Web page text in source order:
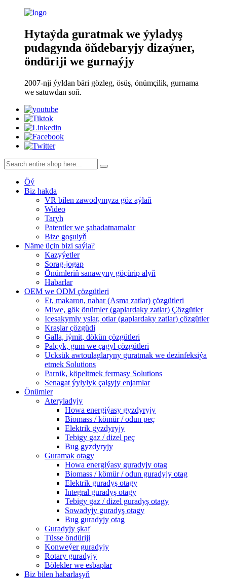
Hytaýda guratmak we ýyladyş
pudagynda öňdebaryjy dizaýner,
öndüriji we gurnaýjy
2007-nji ýyldan bäri gözleg, ösüş, önümçilik, gurnama
we satuwdan soň.
Öý
Biz hakda
VR bilen zawodymyza göz aýlaň
Wideo
Taryh
Patentler we şahadatnamalar
Bize goşulyň
Näme üçin bizi saýla?
Kazyýetler
Sorag-jogap
Önümleriň sanawyny göçürip alyň
Habarlar
OEM we ODM çözgütleri
Et, makaron, nahar (Asma zatlar) çözgütleri
Miwe, gök önümler (gaplardaky zatlar) Çözgütler
Icesakymly yslar, otlar (gaplardaky zatlar) çözgütler
Kraşlar çözgüdi
Galla, iýmit, dökün çözgütleri
Palçyk, gum we çagyl çözgütleri
Ucksük awtoulaglaryny guratmak we dezinfeksiýa
etmek Solutions
Parnik, köpeltmek fermasy Solutions
Senagat ýylylyk çalşyjy enjamlar
Önümler
Ateryladyjy
Howa energiýasy gyzdyryjy
Biomass / kömür / odun peç
Elektrik gyzdyryjy
Tebigy gaz / dizel peç
Bug gyzdyryjy
Guramak otagy
Howa energiýasy guradyjy otag
Biomass / kömür / odun guradyjy otag
Elektrik guradyş otagy
Integral guradyş otagy
Tebigy gaz / dizel guradyş otagy
Sowadyjy guradyş otagy
Bug guradyjy otag
Guradyjy şkaf
Tüsse öndüriji
Konweýer guradyjy
Rotary guradyjy
Bölekler we esbaplar
Biz bilen habarlaşyň